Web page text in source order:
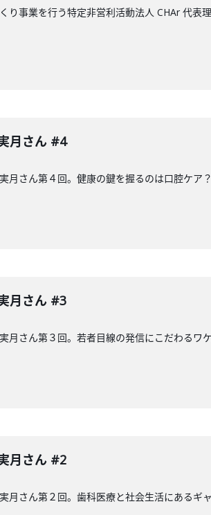
事業を行う特定非営利活動法人 CHAr 代表
月さん #4
さん第４回。健康の鍵を握るのは口腔ケア？
月さん #3
さん第３回。若者目線の発信にこだわるワケ
月さん #2
さん第２回。歯科医療と社会生活にあるギャ